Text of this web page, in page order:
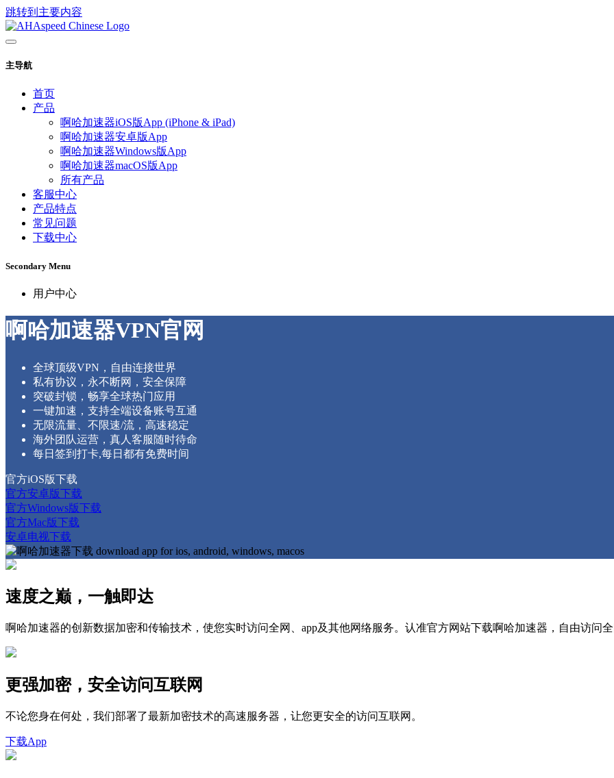
跳转到主要内容
主导航
首页
产品
啊哈加速器iOS版App (iPhone & iPad)
啊哈加速器安卓版App
啊哈加速器Windows版App
啊哈加速器macOS版App
所有产品
客服中心
产品特点
常见问题
下载中心
Secondary Menu
用户中心
啊哈加速器VPN官网
全球顶级VPN，自由连接世界
私有协议，永不断网，安全保障
突破封锁，畅享全球热门应用
一键加速，支持全端设备账号互通
无限流量、不限速/流，高速稳定
海外团队运营，真人客服随时待命
每日签到打卡,每日都有免费时间
官方iOS版下载
官方安卓版下载
官方Windows版下载
官方Mac版下载
安卓电视下载
速度之巅，一触即达
啊哈加速器的创新数据加密和传输技术，使您实时访问全网、app及其他网络服务。认准官方网站下载啊哈加速器，自由访问
更强加密，安全访问互联网
不论您身在何处，我们部署了最新加密技术的高速服务器，让您更安全的访问互联网。
下载App